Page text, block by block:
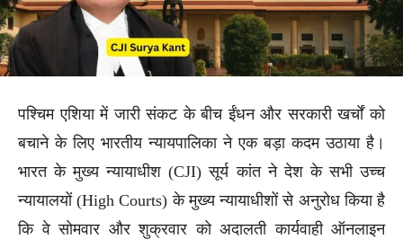
पश्चिम एशिया में जारी संकट के बीच ईंधन और सरकारी खर्चों को
बचाने के लिए भारतीय न्यायपालिका ने एक बड़ा कदम उठाया है।
भारत के मुख्य न्यायाधीश (CJI) सूर्य कांत ने देश के सभी उच्च
न्यायालयों (High Courts) के मुख्य न्यायाधीशों से अनुरोध किया है
कि वे सोमवार और शुक्रवार को अदालती कार्यवाही ऑनलाइन